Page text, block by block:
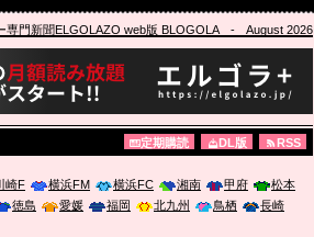
専門新聞ELGOLAZO web版 BLOGOLA- August 2026
定期購読 DL版 RSS
崎F 横浜FM 横浜FC 湘南 甲府
松本
徳島 愛媛 福岡 北九州 鳥栖
長崎